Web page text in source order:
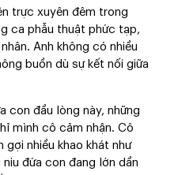
trực xuyên đêm trong
ca phẫu thuật phức tạp,
Anh không có nhiều
buồn dù sự kết nối giữa
con đầu lòng này, những
mình cô cảm nhận. Cô
gợi nhiều khao khát như
đứa con đang lớn dần